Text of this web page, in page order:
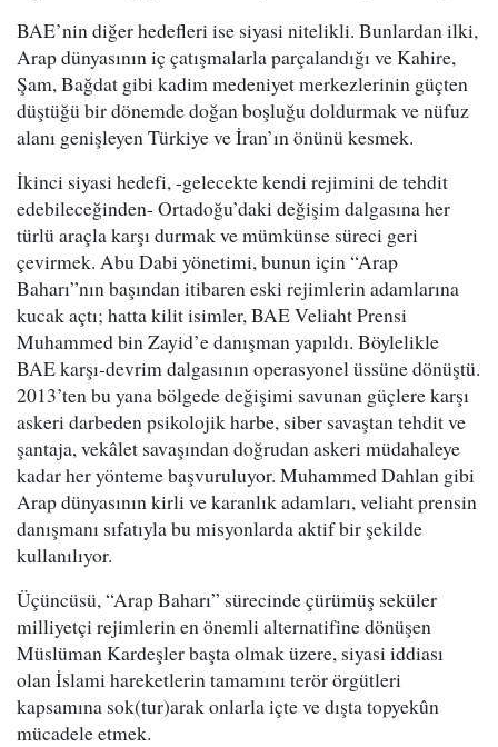
BAE’nin diğer hedefleri ise siyasi nitelikli. Bunlardan ilki,
Arap dünyasının iç çatışmalarla parçalandığı ve Kahire,
Şam, Bağdat gibi kadim medeniyet merkezlerinin güçten
düştüğü bir dönemde doğan boşluğu doldurmak ve nüfuz
alanı genişleyen Türkiye ve İran’ın önünü kesmek.
İkinci siyasi hedefi, -gelecekte kendi rejimini de tehdit
edebileceğinden- Ortadoğu’daki değişim dalgasına her
türlü araçla karşı durmak ve mümkünse süreci geri
çevirmek. Abu Dabi yönetimi, bunun için “Arap
Baharı”nın başından itibaren eski rejimlerin adamlarına
kucak açtı; hatta kilit isimler, BAE Veliaht Prensi
Muhammed bin Zayid’e danışman yapıldı. Böylelikle
BAE karşı-devrim dalgasının operasyonel üssüne dönüştü.
2013’ten bu yana bölgede değişimi savunan güçlere karşı
askeri darbeden psikolojik harbe, siber savaştan tehdit ve
şantaja, vekâlet savaşından doğrudan askeri müdahaleye
kadar her yönteme başvuruluyor. Muhammed Dahlan gibi
Arap dünyasının kirli ve karanlık adamları, veliaht prensin
danışmanı sıfatıyla bu misyonlarda aktif bir şekilde
kullanılıyor.
Üçüncüsü, “Arap Baharı” sürecinde çürümüş seküler
milliyetçi rejimlerin en önemli alternatifine dönüşen
Müslüman Kardeşler başta olmak üzere, siyasi iddiası
olan İslami hareketlerin tamamını terör örgütleri
kapsamına sok(tur)arak onlarla içte ve dışta topyekûn
mücadele etmek.